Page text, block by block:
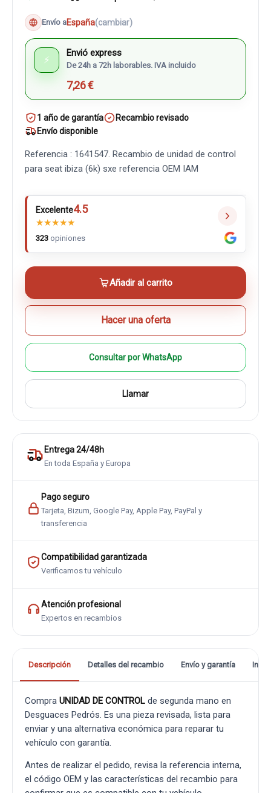
Envío aEspaña(cambiar)
⚡
Envió express
De 24h a 72h laborables. IVA incluido
7,26 €
1 año de garantía
Recambio revisado
Envío disponible
Referencia : 1641547. Recambio de unidad de control
para seat ibiza (6k) sxe referencia OEM IAM
Excelente4.5
★★★★★
323 opiniones
Añadir al carrito
Hacer una oferta
Consultar por WhatsApp
Llamar
Entrega 24/48h
En toda España y Europa
Pago seguro
Tarjeta, Bizum, Google Pay, Apple Pay, PayPal y
transferencia
Compatibilidad garantizada
Verificamos tu vehículo
Atención profesional
Expertos en recambios
Descripción Detalles del recambio Envío y garantía
Compra UNIDAD DE CONTROL de segunda mano en
Desguaces Pedrós. Es una pieza revisada, lista para
enviar y una alternativa económica para reparar tu
vehículo con garantía.
Antes de realizar el pedido, revisa la referencia interna,
el código OEM y las características del recambio para